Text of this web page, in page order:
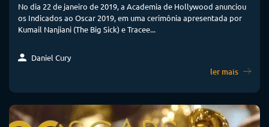
No dia 22 de janeiro de 2019, a Academia de Hollywood anunciou
os Indicados ao Oscar 2019, em uma cerimônia apresentada por
Kumail Nanjiani (The Big Sick) e Tracee...
Daniel Cury
ler mais